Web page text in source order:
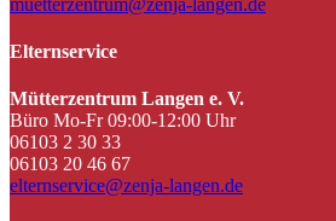
Elternservice
Mütterzentrum Langen e. V.
Büro Mo-Fr 09:00-12:00 Uhr
06103 2 30 33
06103 20 46 67
elternservice@zenja-langen.de